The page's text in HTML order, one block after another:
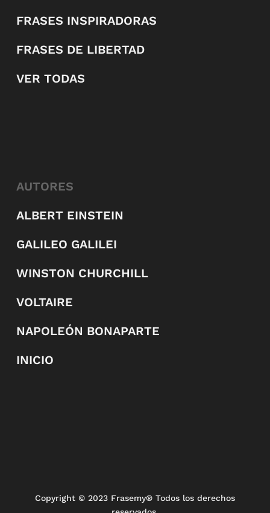
FRASES INSPIRADORAS
FRASES DE LIBERTAD
VER TODAS
AUTORES
ALBERT EINSTEIN
GALILEO GALILEI
WINSTON CHURCHILL
VOLTAIRE
NAPOLEÓN BONAPARTE
INICIO
Copyright © 2023 Frasemy® Todos los derechos